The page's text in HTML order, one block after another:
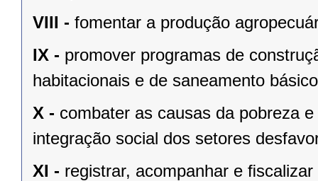
VIII - fomentar a produção
IX - promover programas de
habitacionais e de saneamento
X - combater as causas da pobreza
integração social dos setores
XI - registrar, acompanhar e